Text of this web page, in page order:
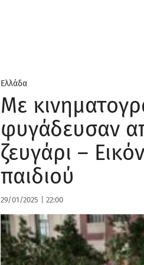
Ελλάδα
Με
φυγάδευσαν
ζευγάρι –
παιδιού
29/01/2025 22:00